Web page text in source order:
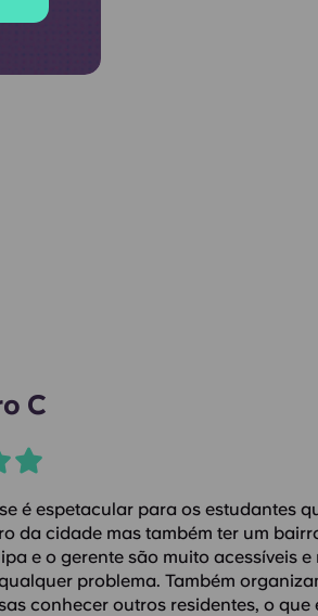
C
é espetacular para os estudantes
da cidade mas também ter um
e o gerente são muito acessíveis e
problema. Também
conhecer outros residentes, o